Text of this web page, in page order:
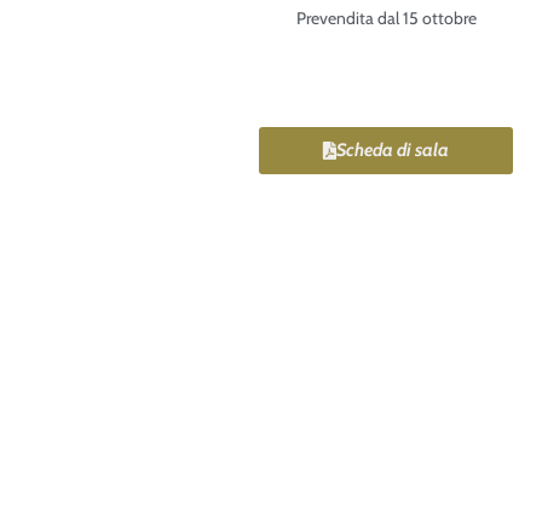
Prevendita dal 15 ottobre
Scheda di sala